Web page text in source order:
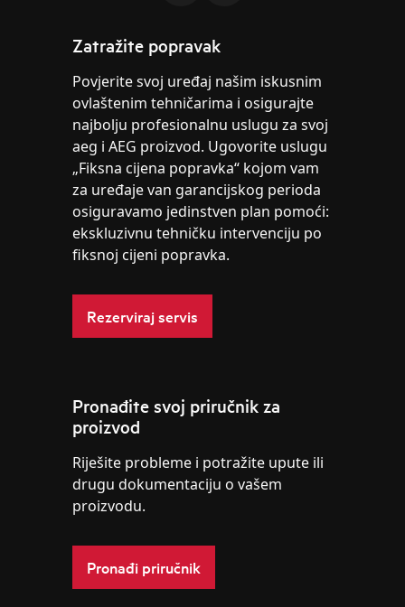
Zatražite popravak
Povjerite svoj uređaj našim iskusnim
ovlaštenim tehničarima i osigurajte
najbolju profesionalnu uslugu za svoj
aeg i AEG proizvod. Ugovorite uslugu
„Fiksna cijena popravka“ kojom vam
za uređaje van garancijskog perioda
osiguravamo jedinstven plan pomoći:
ekskluzivnu tehničku intervenciju po
fiksnoj cijeni popravka.
Rezerviraj servis
Pronađite svoj priručnik za
proizvod
Riješite probleme i potražite upute ili
drugu dokumentaciju o vašem
proizvodu.
Pronađi priručnik